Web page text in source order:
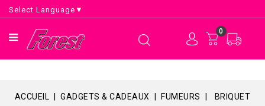
Select Language ▼
0
ACCUEIL GADGETS & CADEAUX FUMEURS
BRIQUET